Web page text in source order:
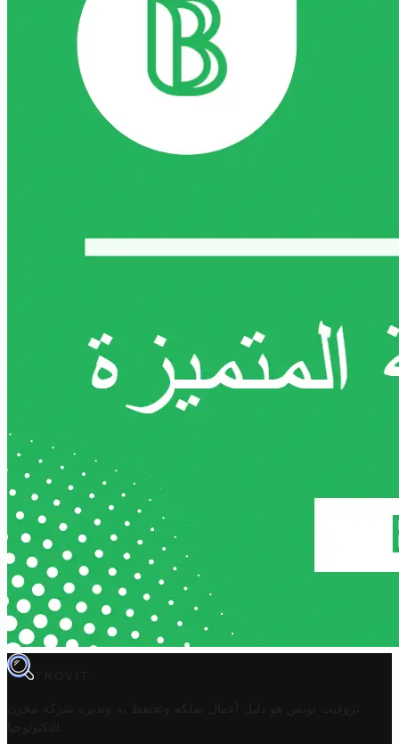
TROVIT
تروفيت تونس هو دليل أعمال تملكه وتحتفظ به وتديره
شركة مخزن
التكنولوجيا